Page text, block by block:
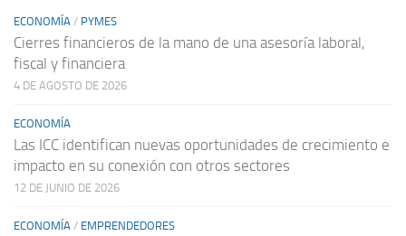
ECONOMÍA / PYMES
Cierres financieros de la mano de una asesoría laboral,
fiscal y financiera
4 DE AGOSTO DE 2026
ECONOMÍA
Las ICC identifican nuevas oportunidades de crecimiento e
impacto en su conexión con otros sectores
12 DE JUNIO DE 2026
ECONOMÍA / EMPRENDEDORES